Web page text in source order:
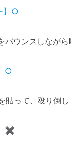
】○
ウンスしながら
○
貼って、殴り倒し
✖︎